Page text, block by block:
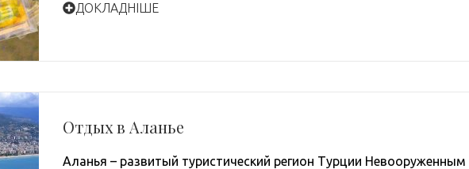
ДОКЛАДНІШЕ
Отдых в Аланье
Аланья – развитый туристический регион Турции Невооруженным